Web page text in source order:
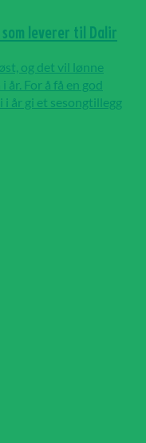
leverer til Dalir
og det vil lønne
år. For å få en god
i år gi et sesongtillegg